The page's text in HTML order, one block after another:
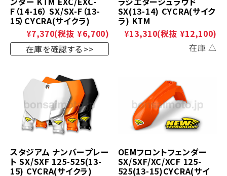
F（14-16） SX/SX-F（13-
15）CYCRA(サイクラ)
¥7,370(税抜 ¥6,700)
在庫を確認する
SX(13-14) CYCRA(サイク
ラ) KTM
¥13,310(税抜 ¥12,100)
在庫 △
スタジアム ナンバープレー
ト SX/SXF 125-525(13-
15) CYCRA(サイクラ)
OEMフロントフェンダー
SX/SXF/XC/XCF 125-
525(13-15)CYCRA(サイ